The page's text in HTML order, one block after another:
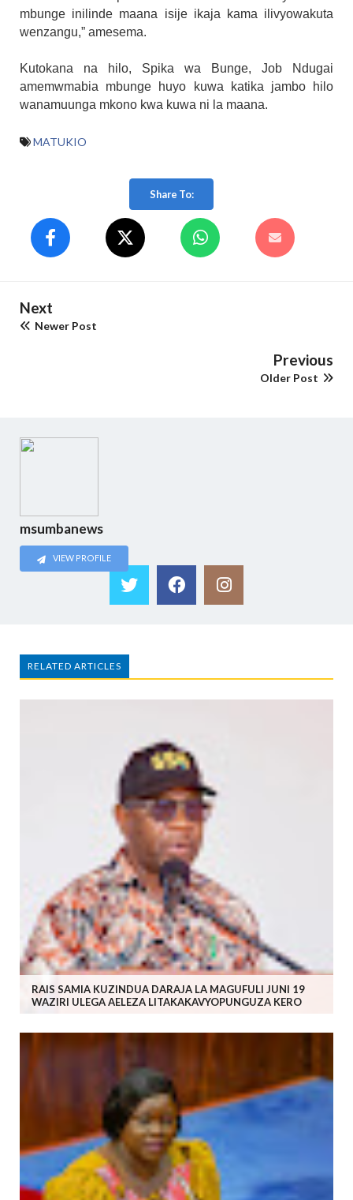
mbunge inilinde maana isije ikaja kama ilivyowakuta
wenzangu,” amesema.
Kutokana na hilo, Spika wa Bunge, Job Ndugai
amemwmabia mbunge huyo kuwa katika jambo hilo
wanamuunga mkono kwa kuwa ni la maana.
MATUKIO
Share To:
Next
Newer Post
Previous
Older Post
msumbanews
VIEW PROFILE
RELATED ARTICLES
RAIS SAMIA KUZINDUA DARAJA LA MAGUFULI JUNI 19
WAZIRI ULEGA AELEZA LITAKAKAVYOPUNGUZA KERO